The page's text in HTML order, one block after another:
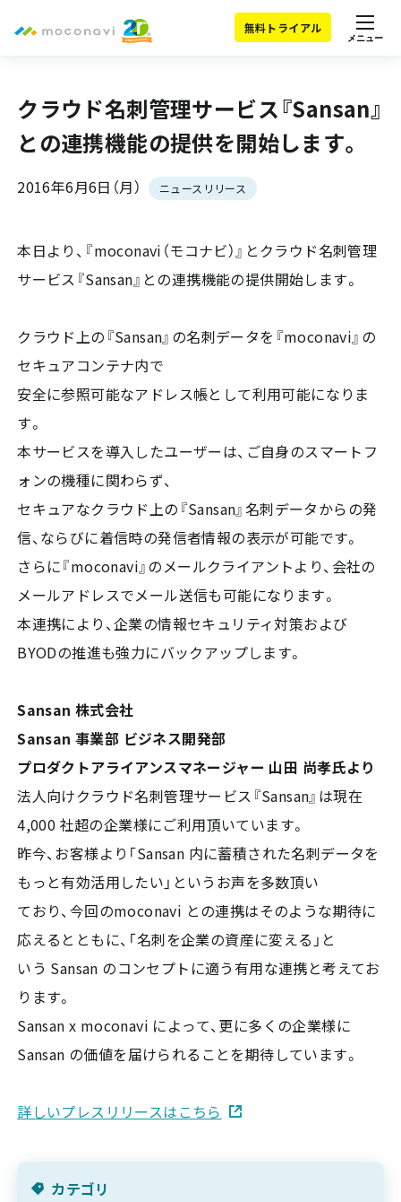
無料トライアル
メニュー
クラウド名刺管理サービス『Sansan』
との連携機能の提供を開始します。
2016年6月6日（月） ニュースリリース
本日より、『moconavi（モコナビ）』とクラウド名刺管理
サービス『Sansan』との連携機能の提供開始します。
クラウド上の『Sansan』の名刺データを『moconavi』の
セキュアコンテナ内で
安全に参照可能なアドレス帳として利用可能になりま
す。
本サービスを導入したユーザーは、ご自身のスマートフ
ォンの機種に関わらず、
セキュアなクラウド上の『Sansan』名刺データからの発
信、ならびに着信時の発信者情報の表示が可能です。
さらに『moconavi』のメールクライアントより、会社の
メールアドレスでメール送信も可能になります。
本連携により、企業の情報セキュリティ対策および
BYODの推進も強力にバックアップします。
Sansan 株式会社
Sansan 事業部 ビジネス開発部
プロダクトアライアンスマネージャー 山田 尚孝氏より
法人向けクラウド名刺管理サービス『Sansan』は現在
4,000 社超の企業様にご利用頂いています。
昨今、お客様より「Sansan 内に蓄積された名刺データを
もっと有効活用したい」というお声を多数頂い
ており、今回のmoconavi との連携はそのような期待に
応えるとともに、「名刺を企業の資産に変える」と
いう Sansan のコンセプトに適う有用な連携と考えてお
ります。
Sansan x moconavi によって、更に多くの企業様に
Sansan の価値を届けられることを期待しています。
詳しいプレスリリースはこちら
カテゴリ